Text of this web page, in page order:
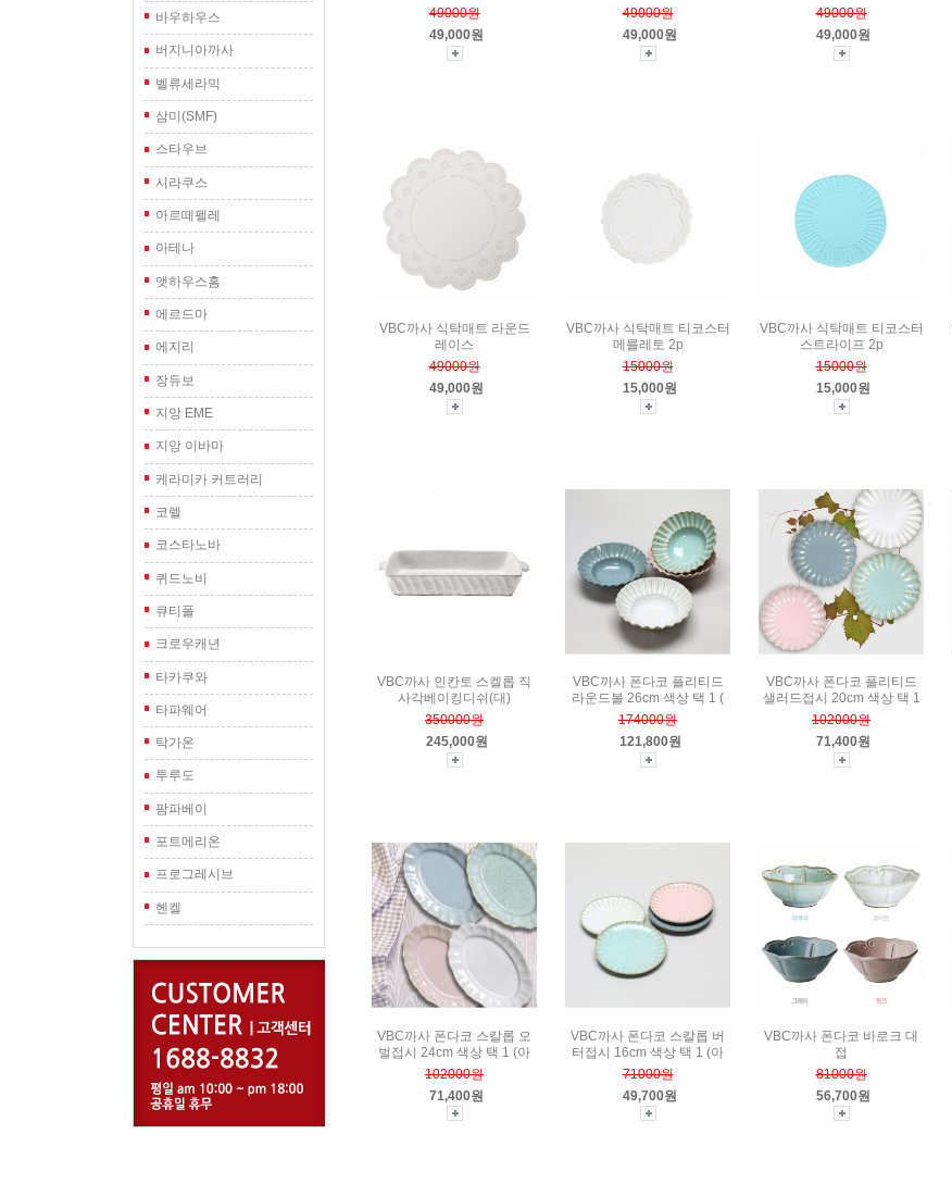
바우하우스
버지니아까사
벨류세라믹
삼미(SMF)
스타우브
시라쿠스
아르떼펠레
아테나
앳하우스홈
에르드마
에지리
장듀보
지앙 EME
지앙 이바마
케라미카 커트러리
코렐
코스타노바
퀴드노비
큐티폴
크로우캐년
타카쿠와
타파웨어
탁가온
투루도
팜파베이
포트메리온
프로그레시브
헨켈
49000원
49,000원
49000원
49,000원
49000원
49,000원
VBC까사 식탁매트 라운드
레이스
49000원
49,000원
VBC까사 식탁매트 티코스터
메를레토 2p
15000원
15,000원
VBC까사 식탁매트 티코스터
스트라이프 2p
15000원
15,000원
VBC까사 인칸토 스켈롭 직
사각베이킹디쉬(대)
350000원
245,000원
VBC까사 폰다코 플리티드
라운드볼 26cm 색상 택 1 (
174000원
121,800원
VBC까사 폰다코 플리티드
샐러드접시 20cm 색상 택 1
102000원
71,400원
VBC까사 폰다코 스칼롭 오
벌접시 24cm 색상 택 1 (아
102000원
71,400원
VBC까사 폰다코 스칼롭 버
터접시 16cm 색상 택 1 (아
71000원
49,700원
VBC까사 폰다코 바로크 대
접
81000원
56,700원